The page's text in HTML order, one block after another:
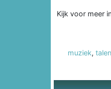
Kijk voor meer
muziek,